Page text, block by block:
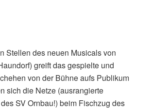
Stellen des neuen Musicals von
greift das gespielte und
von der Bühne aufs Publikum
sich die Netze (ausrangierte
SV Ornbau!) beim Fischzug des